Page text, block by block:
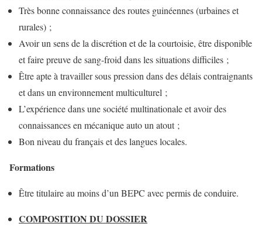
Très bonne connaissance des routes guinéennes (urbaines et
rurales) ;
Avoir un sens de la discrétion et de la courtoisie, être disponible
et faire preuve de sang-froid dans les situations difficiles ;
Être apte à travailler sous pression dans des délais contraignants
et dans un environnement multiculturel ;
L’expérience dans une société multinationale et avoir des
connaissances en mécanique auto un atout ;
Bon niveau du français et des langues locales.
Formations
Être titulaire au moins d’un BEPC avec permis de conduire.
COMPOSITION DU DOSSIER